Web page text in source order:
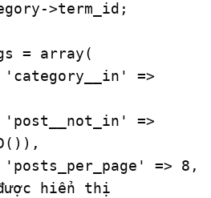
>term_id;
hiển thị